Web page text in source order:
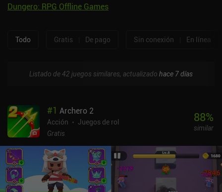
Dungero: RPG Offline Games
Todo Gratis De pago Sin conexión En línea
Listado de 42 juegos similares, actualizado hace 7 días
#1 Archero 2
Acción
Juegos de rol
Gratis
88%
similar